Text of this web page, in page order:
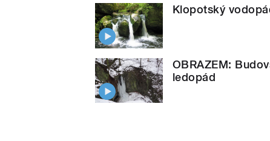
Klopotský
OBRAZEM:
ledopád